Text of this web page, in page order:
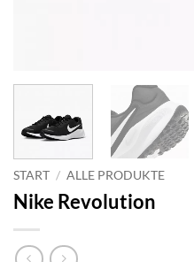
START / ALLE PRODUKTE
Nike Revolution